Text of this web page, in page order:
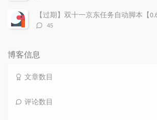
数：
【过期】双十一京东任务自动脚本【0.6
评
45
博客信息
文章数目
评论数目